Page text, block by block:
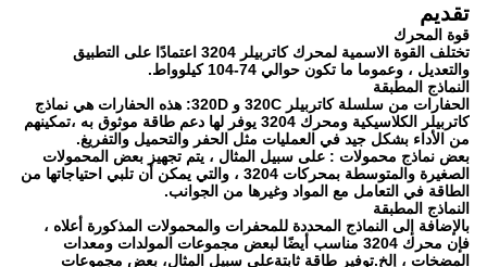
تقديم
قوة المحرك
تختلف القوة الاسمية لمحرك كاتربيلر 3204 اعتمادًا على التطبيق
والتعديل ، وعموما ما تكون حوالي 74-104 كيلوواط.
النماذج المطبقة
الحفارات من سلسلة كاتربيلر 320C و 320D: هذه الحفارات هي نماذج
كاتربيلر الكلاسيكية ومحرك 3204 يوفر لها دعم طاقة موثوق به ،تمكينهم
من الأداء بشكل جيد في العمليات مثل الحفر والتحميل والتفريغ.
بعض نماذج محمولات : على سبيل المثال ، يتم تجهيز بعض المحمولات
الصغيرة والمتوسطة بمحركات 3204 ، والتي يمكن أن تلبي احتياجاتها من
الطاقة في التعامل مع المواد وغيرها من الجوانب.
النماذج المطبقة
بالإضافة إلى النماذج المحددة للمحفرات والمحمولات المذكورة أعلاه ،
فإن محرك 3204 مناسب أيضًا لبعض مجموعات المولدات ومعدات
المضخات ، إلخ.توفير طاقة ثابتةعلى سبيل المثال، بعض مجموعات